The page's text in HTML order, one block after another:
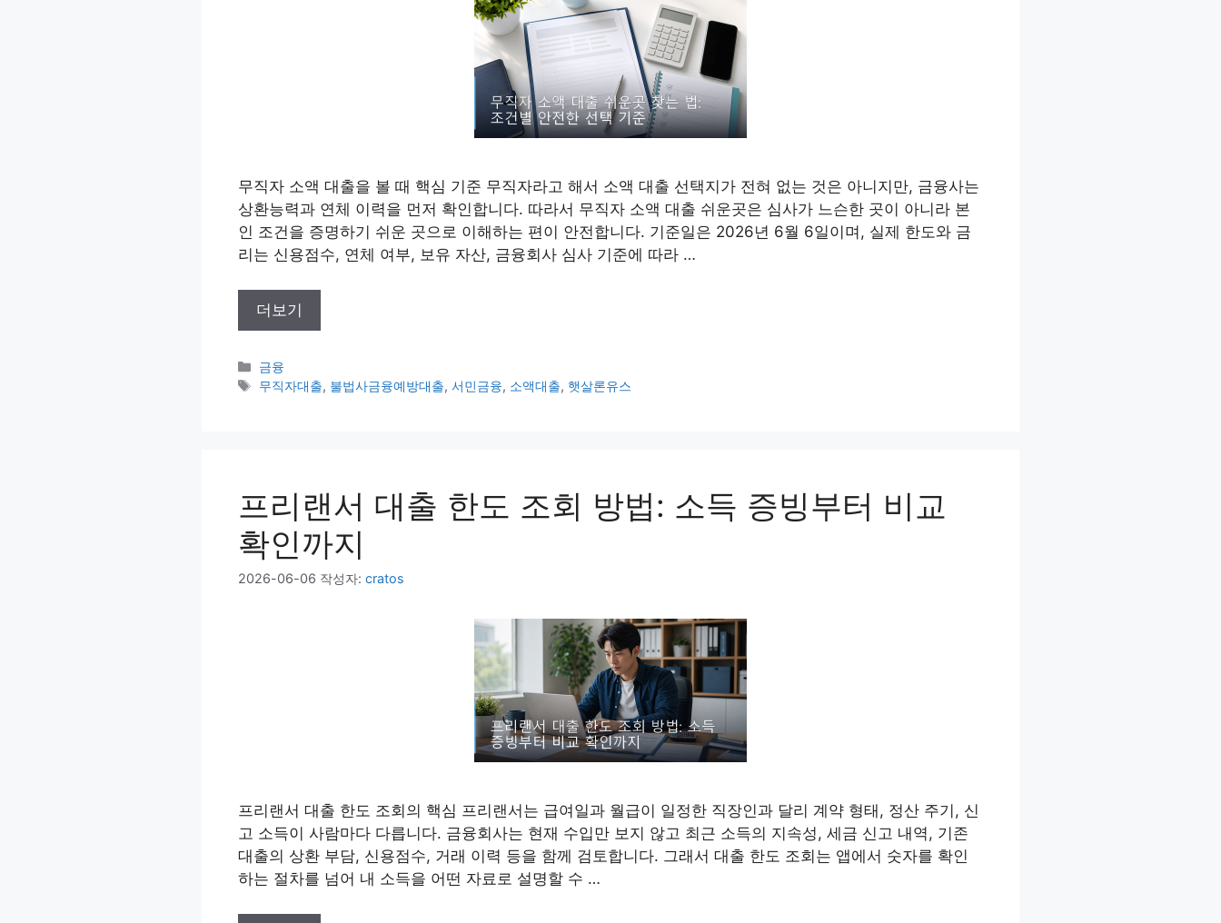
무직자 소액 대출을 볼 때 핵심 기준 무직자라고 해서 소액 대출 선택지가 전혀 없는 것은 아니지만, 금융사는
상환능력과 연체 이력을 먼저 확인합니다. 따라서 무직자 소액 대출 쉬운곳은 심사가 느슨한 곳이 아니라 본
인 조건을 증명하기 쉬운 곳으로 이해하는 편이 안전합니다. 기준일은 2026년 6월 6일이며, 실제 한도와 금
리는 신용점수, 연체 여부, 보유 자산, 금융회사 심사 기준에 따라 …
더보기
카
테
금융
태
무직자대출, 불법사금융예방대출,서민금융, 소액대출, 햇살론유스
프리랜서 대출 한도 조회 방법: 소득 증빙부터 비교
확인까지
2026-06-06 작성자: cratos
프리랜서 대출 한도 조회의 핵심 프리랜서는 급여일과 월급이 일정한 직장인과 달리 계약 형태, 정산 주기, 신
고 소득이 사람마다 다릅니다. 금융회사는 현재 수입만 보지 않고 최근 소득의 지속성, 세금 신고 내역, 기존
대출의 상환 부담, 신용점수, 거래 이력 등을 함께 검토합니다. 그래서 대출 한도 조회는 앱에서 숫자를 확인
하는 절차를 넘어 내 소득을 어떤 자료로 설명할 수 …